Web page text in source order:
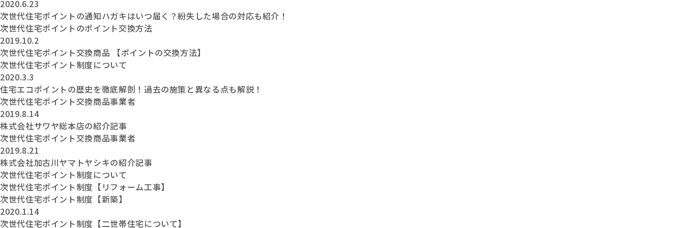
2020.6.23
次世代住宅ポイントの通知ハガキはいつ届く？紛失した場合の対応も紹介！
次世代住宅ポイントのポイント交換方法
2019.10.2
次世代住宅ポイント交換商品 【ポイントの交換方法】
次世代住宅ポイント制度について
2020.3.3
住宅エコポイントの歴史を徹底解剖！過去の施策と異なる点も解説！
次世代住宅ポイント交換商品事業者
2019.8.14
株式会社サワヤ総本店の紹介記事
次世代住宅ポイント交換商品事業者
2019.8.21
株式会社加古川ヤマトヤシキの紹介記事
次世代住宅ポイント制度について
次世代住宅ポイント制度【リフォーム工事】
次世代住宅ポイント制度【新築】
2020.1.14
次世代住宅ポイント制度【二世帯住宅について】